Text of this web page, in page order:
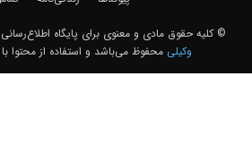
© کلیه حقوق مادی و معنوی برای پايگاه
وکیلی محفوظ می‌باشد و استفاده از محتوا